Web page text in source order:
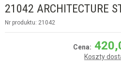
21042 ARCHITECTURE
Nr produktu: 21042
Cena:
Koszty